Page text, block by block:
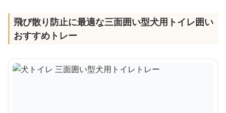
飛び散り防止に最適な三面囲い型犬用トイレ囲い
おすすめトレー